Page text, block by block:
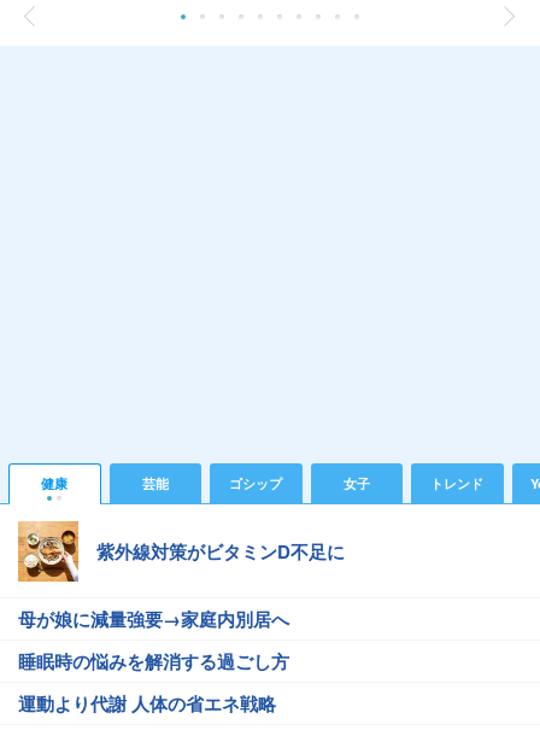
健康 芸能 ゴシップ 女子 トレンド
紫外線対策がビタミンD不足に
母が娘に減量強要→家庭内別居へ
睡眠時の悩みを解消する過ごし方
運動より代謝 人体の省エネ戦略